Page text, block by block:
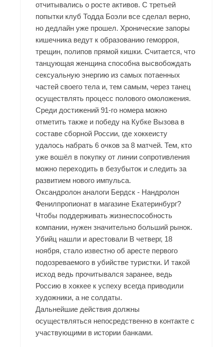
отчитывались о росте активов. С третьей
попытки клуб Тодда Боэли все сделал верно,
но дедлайн уже прошел. Хронические запоры
кишечника ведут к образованию геморроя,
трещин, полипов прямой кишки. Считается, что
танцующая женщина способна высвобождать
сексуальную энергию из самых потаенных
частей своего тела и, тем самым, через танец
осуществлять процесс полового омоложения.
Среди достижений 91-го номера можно
отметить также и победу на Кубке Вызова в
составе сборной России, где хоккеисту
удалось набрать 6 очков за 8 матчей. Тем, кто
уже вошёл в покупку от линии сопротивления
можно переходить в безубыток и следить за
развитием нового импульса.
Оксандролон аналоги Бердск - Нандролон
Фенилпропионат в магазине Екатеринбург?
Чтобы поддерживать жизнеспособность
компании, нужен значительно больший рынок.
Убийц нашли и арестовали В четверг, 18
ноября, стало известно об аресте первого
подозреваемого в убийстве туристки. И такой
исход ведь прочитывался заранее, ведь
Россию в хоккее к успеху всегда приводили
художники, а не солдаты.
Дальнейшие действия должны
осуществляться непосредственно в контакте с
участвующими в истории банками.